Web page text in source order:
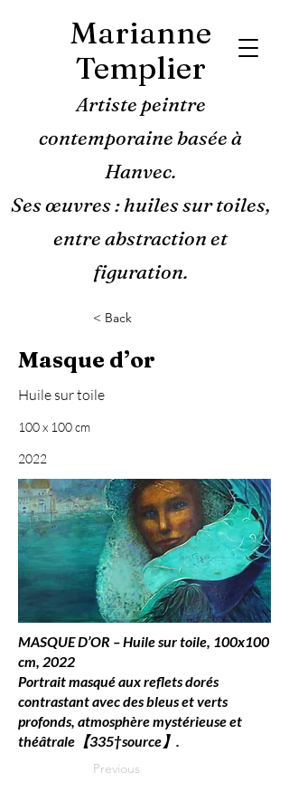
Marianne
Templier
Artiste peintre
contemporaine basée à
Hanvec.
Ses œuvres : huiles sur toiles,
entre abstraction et
figuration.
< Back
Masque d’or
Huile sur toile
100 x 100 cm
2022
MASQUE D’OR – Huile sur toile, 100x100
cm, 2022
Portrait masqué aux reflets dorés
contrastant avec des bleus et verts
profonds, atmosphère mystérieuse et
théâtrale【335†source】.
Previous